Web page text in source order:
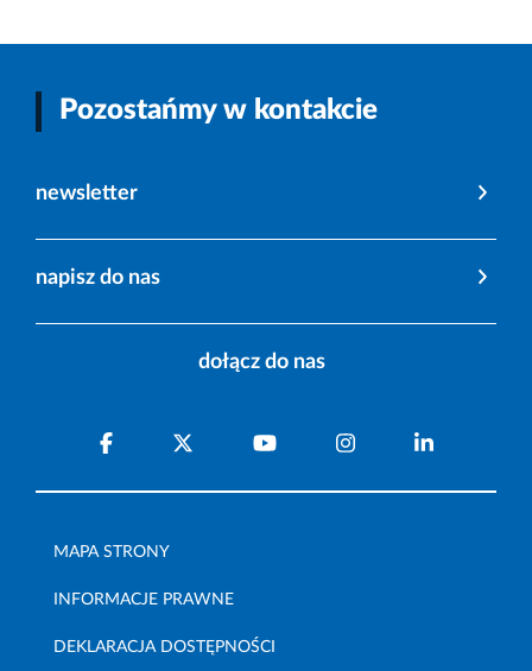
Pozostańmy w kontakcie
newsletter
napisz do nas
dołącz do nas
MAPA STRONY
INFORMACJE PRAWNE
DEKLARACJA DOSTĘPNOŚCI